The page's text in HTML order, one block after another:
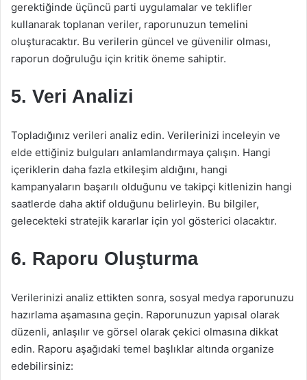
gerektiğinde üçüncü parti uygulamalar ve teklifler
kullanarak toplanan veriler, raporunuzun temelini
oluşturacaktır. Bu verilerin güncel ve güvenilir olması,
raporun doğruluğu için kritik öneme sahiptir.
5. Veri Analizi
Topladığınız verileri analiz edin. Verilerinizi inceleyin ve
elde ettiğiniz bulguları anlamlandırmaya çalışın. Hangi
içeriklerin daha fazla etkileşim aldığını, hangi
kampanyaların başarılı olduğunu ve takipçi kitlenizin hangi
saatlerde daha aktif olduğunu belirleyin. Bu bilgiler,
gelecekteki stratejik kararlar için yol gösterici olacaktır.
6. Raporu Oluşturma
Verilerinizi analiz ettikten sonra, sosyal medya raporunuzu
hazırlama aşamasına geçin. Raporunuzun yapısal olarak
düzenli, anlaşılır ve görsel olarak çekici olmasına dikkat
edin. Raporu aşağıdaki temel başlıklar altında organize
edebilirsiniz: